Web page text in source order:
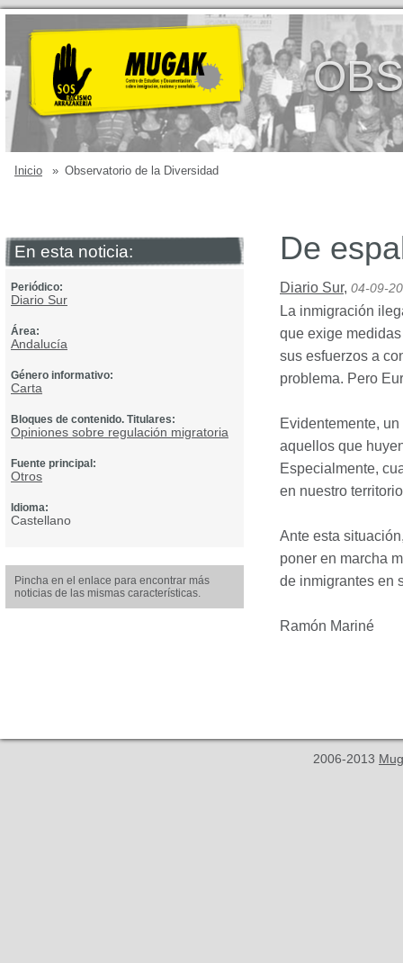
Inicio » Observatorio de la Diversidad
En esta noticia:
Periódico:
Diario Sur
Área:
Andalucía
Género informativo:
Carta
Bloques de contenido. Titulares:
Opiniones sobre regulación migratoria
Fuente principal:
Otros
Idioma:
Castellano
Pincha en el enlace para encontrar más
noticias de las mismas características.
De
Diario Sur, 04-09-
La inmigración
que exige
sus esfuerzos a
problema. Pero
Evidentemente,
aquellos que
Especialmente,
en nuestro
Ante esta
poner en marcha
de inmigrantes en
Ramón Mariné
2006-2013